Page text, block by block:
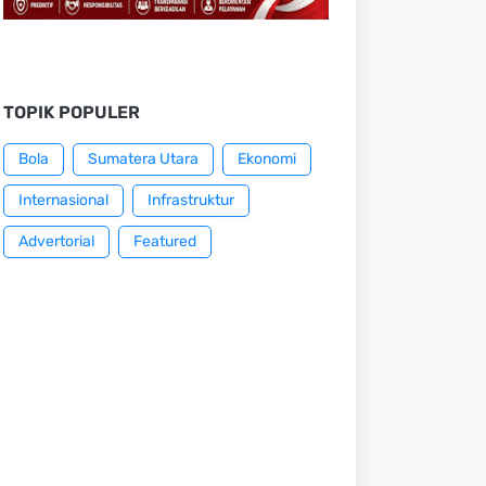
TOPIK POPULER
Bola Sumatera Utara Ekonomi
Internasional Infrastruktur
Advertorial Featured